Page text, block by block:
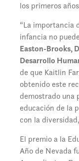
los primeros
“La importancia
infancia no
Easton-Brooks,
Desarrollo
de que Kaitlin
obtenido este
demostrado una
educación de la
con la
El premio a la
Año de Nevada